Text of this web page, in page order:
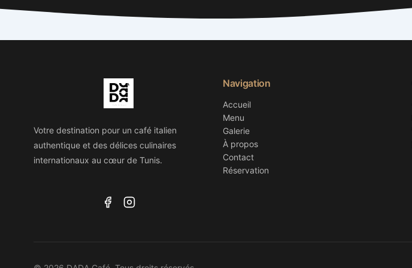
Votre destination pour un café italien
authentique et des délices culinaires
internationaux au cœur de Tunis.
Navigation
Accueil
Menu
Galerie
À propos
Contact
Réservation